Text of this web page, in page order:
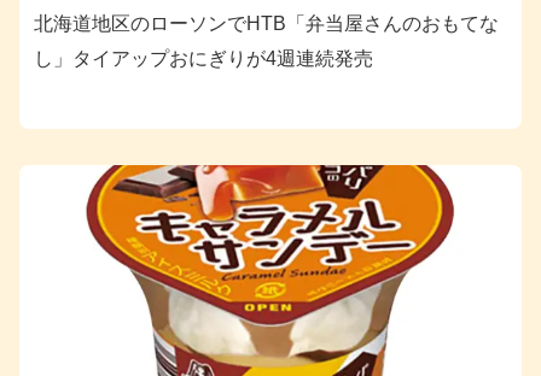
北海道地区のローソンでHTB「弁当屋さんのおもてな
し」タイアップおにぎりが4週連続発売